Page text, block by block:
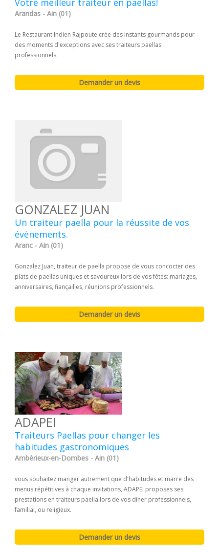
Arandas - Ain (01)
Le Restaurant Indien Rajpoute crée des instants gourmands pour
des moments d'exceptions avec ses traiteurs paellas
professionnels.
GONZALEZ JUAN
Un traiteur paella pour la réussite de vos
évènements.
Aranc - Ain (01)
Gonzalez Juan, traiteur de paella propose de vous concocter des
plats de paellas uniques et savoureux lors de vos fêtes: mariages,
anniversaires, fiançailles, réunions professionnels.
ADAPEI
Traiteurs Paellas pour changer les
habitudes gastronomiques
Ambérieux-en-Dombes - Ain (01)
vous souhaitez manger autrement que d'habitudes et marre des
menus répétitives à chaque invitations, ADAPEI proposes ses
prestations en traiteurs paella lors de vos diner professionnels,
familial, ou religieux.